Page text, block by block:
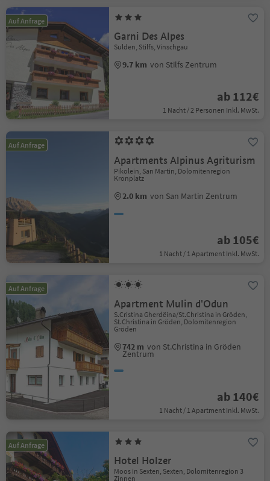
Auf Anfrage
Garni Des Alpes
Sulden, Stilfs, Vinschgau
9.7 km von Stilfs Zentrum
ab 112€
1 Nacht / 2 Personen Inkl. MwSt.
Auf Anfrage
Apartments Alpinus Agriturism
Pikolein, San Martin, Dolomitenregion
Kronplatz
2.0 km von San Martin Zentrum
ab 105€
1 Nacht / 1 Apartment Inkl. MwSt.
Auf Anfrage
Apartment Mulin d'Odun
S.Cristina Gherdëina/St.Christina in Gröden,
St.Christina in Gröden, Dolomitenregion
Gröden
742 m von St.Christina in Gröden
Zentrum
ab 140€
1 Nacht / 1 Apartment Inkl. MwSt.
Auf Anfrage
Hotel Holzer
Moos in Sexten, Sexten, Dolomitenregion 3
Zinnen